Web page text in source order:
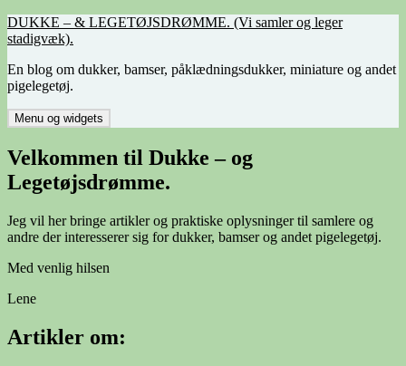
Hop
til
DUKKE – & LEGETØJSDRØMME. (Vi samler og leger
stadigvæk).
En blog om dukker, bamser, påklædningsdukker, miniature og andet
pigelegetøj.
Menu og widgets
Velkommen til Dukke – og
Legetøjsdrømme.
Jeg vil her bringe artikler og praktiske oplysninger til samlere og
andre der interesserer sig for dukker, bamser og andet pigelegetøj.
Med venlig hilsen
Lene
Artikler om: